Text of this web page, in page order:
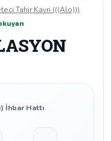
Tahir Kavri (((Alo)))
İhbar Hattı